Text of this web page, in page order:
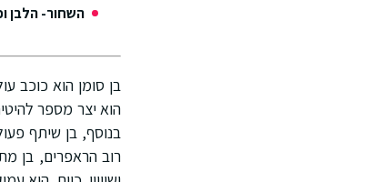
השחור- הלבן
בן סומן הוא כוכב
הוא יצר מספר
בנוסף, בן שיתף
רוב הראפרים, בן